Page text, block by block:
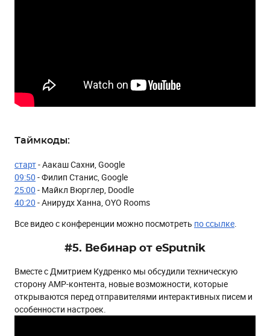
Таймкоды:
старт- Аакаш Сахни, Google
09:50 - Филип Станис, Google
25:00 - Майкл Вюрглер, Doodle
40:20 - Анирудх Ханна, OYO Rooms
Все видео с конференции можно посмотреть по ссылке.
#5. Вебинар от eSputnik
Вместе с Дмитрием Кудренко мы обсудили техническую
сторону AMP-контента, новые возможности, которые
открываются перед отправителями интерактивных писем и
особенности настроек.